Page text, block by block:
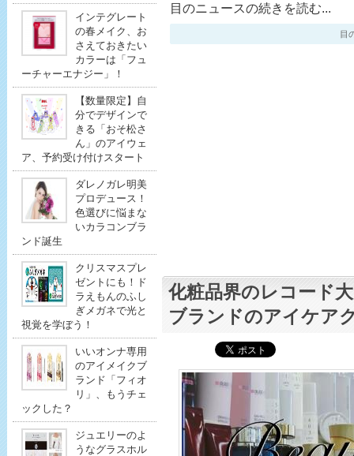
インテグレート
の春メイク、お
さえておきたい
カラーは「フュ
ーチャーエナジー」！
【数量限定】自
分でデザインで
きる「おそ松さ
ん」のアイウェ
ア、予約受け付けスタート
ダレノガレ明美
プロデュース！
色選びに悩まな
いカラコンブラ
ンド誕生
クリスマスプレ
ゼントにも！ド
ラえもんのふし
ぎメガネで光と
視覚を学ぼう！
いいオンナ専用
のアイメイクブ
ランド「フィオ
リ」、もうチェ
ックした？
ジュエリーのよ
うなグラスホル
目のニュースの続きを読む...
目
化粧品界のレコード
ブランドのアイケア